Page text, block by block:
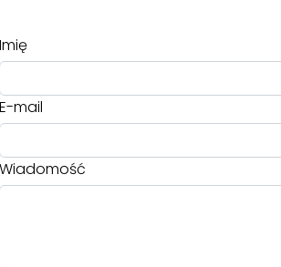
Imię
E-mail
Wiadomość